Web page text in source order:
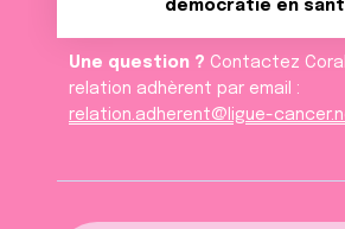
démocratie en
Une question ? Contactez
relation adhèrent par email :
relation.adherent@ligue-